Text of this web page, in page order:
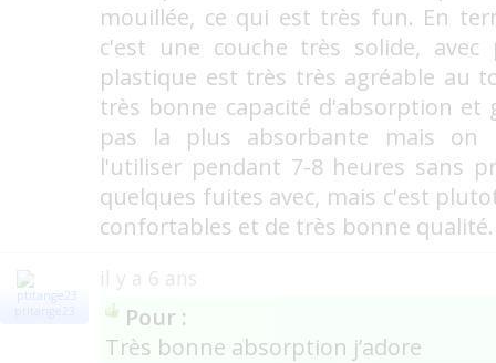
mouillée, ce qui est très fun. En
c'est une couche très solide,
plastique est très très agréable au
très bonne capacité d'absorption et
pas la plus absorbante mais on
l'utiliser pendant 7-8 heures sans
quelques fuites avec, mais c'est
confortables et de très bonne
ptitange23
il y a 6 ans
Pour :
Très bonne absorption j’adore